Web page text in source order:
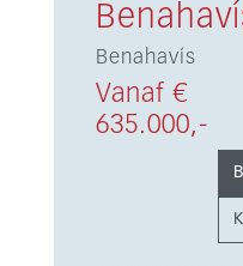
Benahavís
Vanaf €
635.000,-